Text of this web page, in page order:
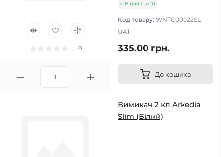
0
В наявності
Код товару: WNTC00022SL-
UA1
335.00 грн.
До кошика
Вимикач 2 кл Arkedia
Slim (Білий)